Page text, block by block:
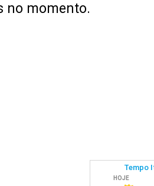
no momento.